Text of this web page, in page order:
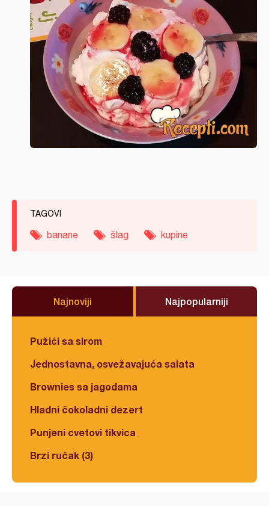
TAGOVI
banane šlag kupine
Najnoviji Najpopularniji
Pužići sa sirom
Jednostavna, osvežavajuća salata
Brownies sa jagodama
Hladni čokoladni dezert
Punjeni cvetovi tikvica
Brzi ručak (3)